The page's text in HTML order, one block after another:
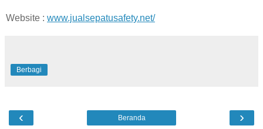
Website : www.jualsepatusafety.net/
Berbagi
‹ ›
Beranda